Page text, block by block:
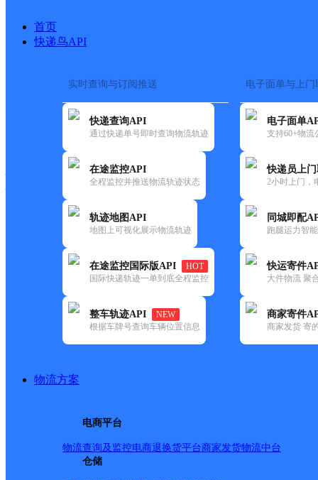
首页
快递鸟API
实时查询与订阅推送
快递查询API
通过快递单号即时查询物流轨迹
在途监控API
全程监控并推送物流轨迹状态
轨迹地图API
地图上可视化展示物流轨迹
在途监控国际版API
HOT
国际快递轨迹一单到底全程监控
整车轨迹API
NEW
根据车牌号查询车辆位置信息
电子面单与上门
电子面单
支持60+物流
快递员上
2小时上门，
同城即配
跑腿运力智
快运寄件
大件物流 聚
商家寄件
商家发货 寄
物流方案
电商平台
物流查询及监控电商退换货平台商家发货物流中台
仓储
快运大全 快递时效
顺丰
兰庭便利店
更新时间：2021-11-26 00:00:00
所属快递：顺丰速运
所属区域：安徽省-滁州市-凤阳县
网点地址：翡翠兰庭北门
网点负责人：